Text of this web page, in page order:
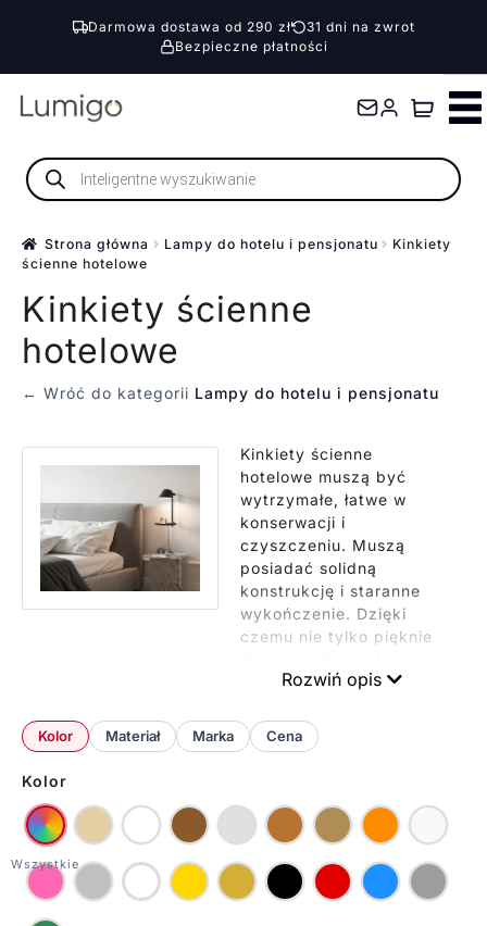
Darmowa dostawa od 290 zł
31 dni na zwrot
Bezpieczne płatności
Przejdź
nawigacji
Przejdź
treściWyszukiwarka
produktów
Strona główna Lampy do hotelu i pensjonatu
Kinkiety
ścienne hotelowe
Kinkiety ścienne
hotelowe
← Wróć do kategorii Lampy do hotelu i pensjonatu
Kinkiety ścienne
hotelowe muszą być
wytrzymałe, łatwe w
konserwacji i
czyszczeniu. Muszą
posiadać solidną
konstrukcję i staranne
wykończenie. Dzięki
czemu nie tylko pięknie
przede wszystkim
W naszej ofercie
znajdują się: kinkiety
kinkiety dekoracyjne
tworzące nastrojowe
światło, kinkiety nocne z
funkcją przyciemniania,
Rozwiń opis
Kolor Materiał Marka Cena
Kolor